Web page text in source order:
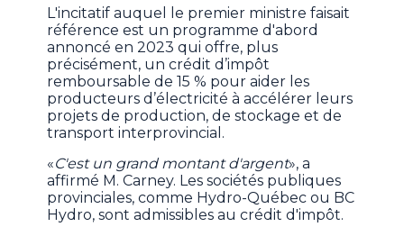
L'incitatif auquel le premier ministre faisait
référence est un programme d'abord
annoncé en 2023 qui offre, plus
précisément, un crédit d’impôt
remboursable de 15 % pour aider les
producteurs d’électricité à accélérer leurs
projets de production, de stockage et de
transport interprovincial.
«C'est un grand montant d'argent», a
affirmé M. Carney. Les sociétés publiques
provinciales, comme Hydro-Québec ou BC
Hydro, sont admissibles au crédit d'impôt.